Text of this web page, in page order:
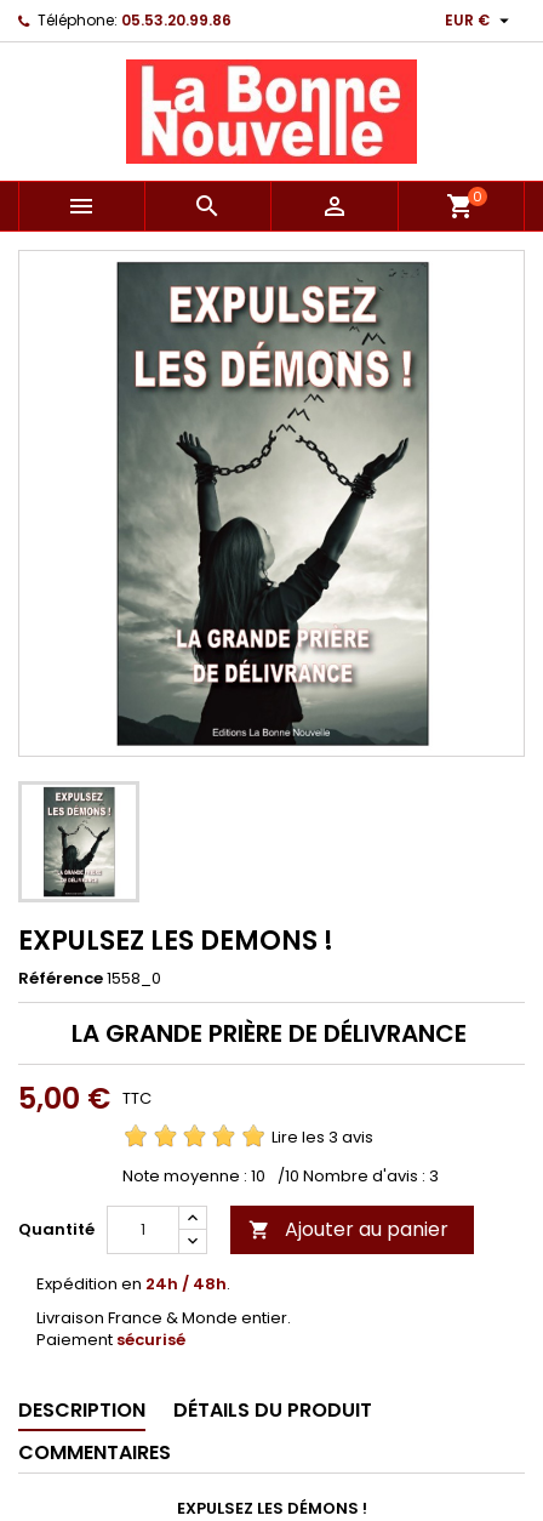
Téléphone: 05.53.20.99.86 EUR € 
   shopping_cart0
EXPULSEZ LES DEMONS !
Référence1558_0
LA GRANDE PRIÈRE DE DÉLIVRANCE
5,00 € TTC
Lire les 3 avis
Note moyenne : 10 /10 Nombre d'avis : 3
Quantité  Ajouter au panier
Expédition en 24h / 48h.
Livraison France & Monde entier.
Paiement sécurisé
DESCRIPTION
DÉTAILS DU PRODUIT
COMMENTAIRES
EXPULSEZ LES DÉMONS !